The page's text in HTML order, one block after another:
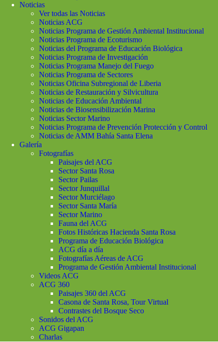
Noticias
Ver todas las Noticias
Noticias ACG
Noticias Programa de Gestión Ambiental Institucional
Noticias Programa de Ecoturismo
Noticias del Programa de Educación Biológica
Noticias Programa de Investigación
Noticias Programa Manejo del Fuego
Noticias Programa de Sectores
Noticias Oficina Subregional de Liberia
Noticias de Restauración y Silvicultura
Noticias de Educación Ambiental
Noticias de Biosensibilización Marina
Noticias Sector Marino
Noticias Programa de Prevención Protección y Control
Noticias de AMM Bahía Santa Elena
Galería
Fotografías
Paisajes del ACG
Sector Santa Rosa
Sector Pailas
Sector Junquillal
Sector Murciélago
Sector Santa María
Sector Marino
Fauna del ACG
Fotos Históricas Hacienda Santa Rosa
Programa de Educación Biológica
ACG día a día
Fotografías Aéreas de ACG
Programa de Gestión Ambiental Institucional
Videos ACG
ACG 360
Paisajes 360 del ACG
Casona de Santa Rosa, Tour Virtual
Contrastes del Bosque Seco
Sonidos del ACG
ACG Gigapan
Charlas